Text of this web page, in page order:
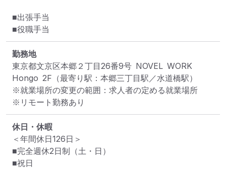
■出張手当
■役職手当
勤務地
東京都文京区本郷２丁目26番9号 NOVEL WORK
Hongo 2F （最寄り駅：本郷三丁目駅／水道橋駅）
※就業場所の変更の範囲：求人者の定める就業場所
※リモート勤務あり
休日・休暇
＜年間休日126日＞
■完全週休2日制（土・日）
■祝日